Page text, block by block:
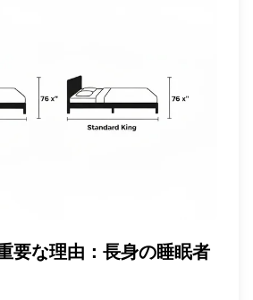
要な理由：長身の睡眠者